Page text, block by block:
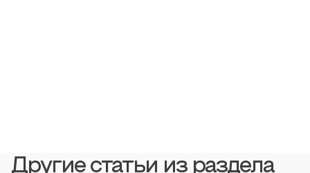
Другие статьи из раздела